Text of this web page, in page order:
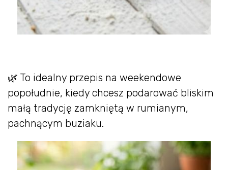
🌿 To idealny przepis na weekendowe
popołudnie, kiedy chcesz podarować bliskim
małą tradycję zamkniętą w rumianym,
pachnącym buziaku.